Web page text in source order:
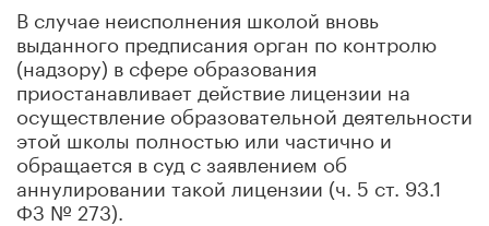
В случае неисполнения школой вновь
выданного предписания орган по контролю
(надзору) в сфере образования
приостанавливает действие лицензии на
осуществление образовательной деятельности
этой школы полностью или частично и
обращается в суд с заявлением об
аннулировании такой лицензии (ч. 5 ст. 93.1
ФЗ № 273).